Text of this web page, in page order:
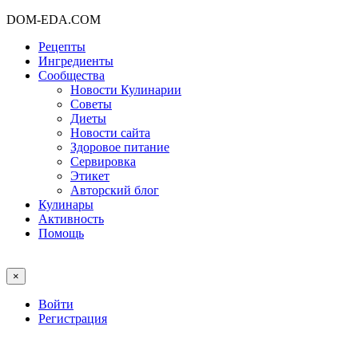
DOM-EDA.COM
Рецепты
Ингредиенты
Сообщества
Новости Кулинарии
Советы
Диеты
Новости сайта
Здоровое питание
Сервировка
Этикет
Авторский блог
Кулинары
Активность
Помощь
×
Войти
Регистрация